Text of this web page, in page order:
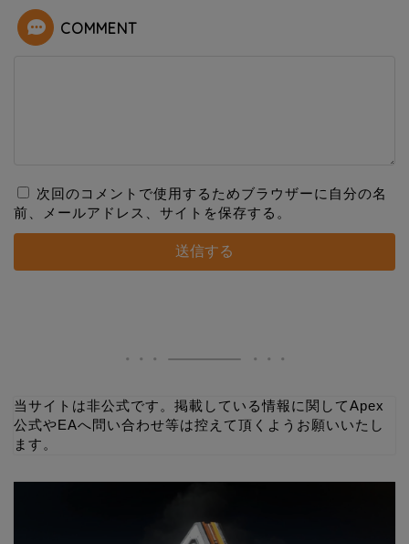
COMMENT
次回のコメントで使用するためブラウザーに自分の名
前、メールアドレス、サイトを保存する。
当サイトは非公式です。掲載している情報に関してApex
公式やEAへ問い合わせ等は控えて頂くようお願いいたし
ます。